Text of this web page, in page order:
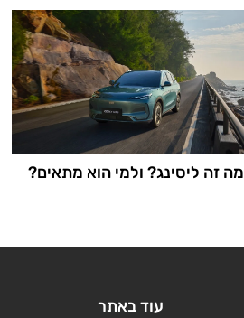
מה זה ליסינג? ולמי הוא מתאים?
עוד באתר